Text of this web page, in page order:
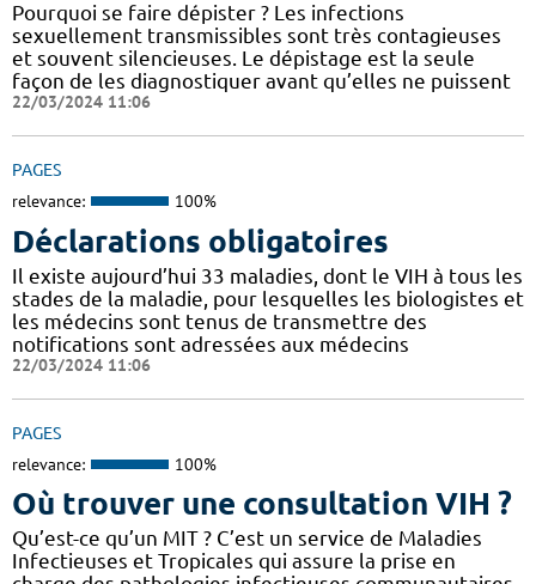
Pourquoi se faire dépister ? Les infections
sexuellement transmissibles sont très contagieuses
et souvent silencieuses. Le dépistage est la seule
façon de les diagnostiquer avant qu’elles ne puissent
22/03/2024 11:06
PAGES
relevance: 100%
Déclarations obligatoires
Il existe aujourd’hui 33 maladies, dont le VIH à tous les
stades de la maladie, pour lesquelles les biologistes et
les médecins sont tenus de transmettre des
notifications sont adressées aux médecins
22/03/2024 11:06
PAGES
relevance: 100%
Où trouver une consultation VIH ?
Qu’est-ce qu’un MIT ? C’est un service de Maladies
Infectieuses et Tropicales qui assure la prise en